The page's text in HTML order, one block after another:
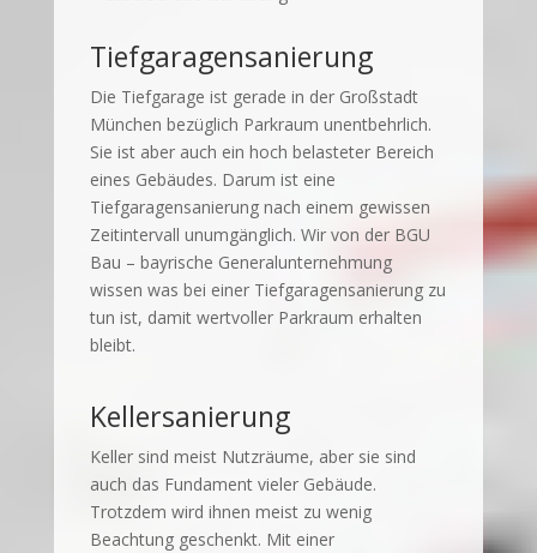
Tiefgaragensanierung
Die Tiefgarage ist gerade in der Großstadt
München bezüglich Parkraum unentbehrlich.
Sie ist aber auch ein hoch belasteter Bereich
eines Gebäudes. Darum ist eine
Tiefgaragensanierung nach einem gewissen
Zeitintervall unumgänglich. Wir von der BGU
Bau – bayrische Generalunternehmung
wissen was bei einer Tiefgaragensanierung zu
tun ist, damit wertvoller Parkraum erhalten
bleibt.
Kellersanierung
Keller sind meist Nutzräume, aber sie sind
auch das Fundament vieler Gebäude.
Trotzdem wird ihnen meist zu wenig
Beachtung geschenkt. Mit einer